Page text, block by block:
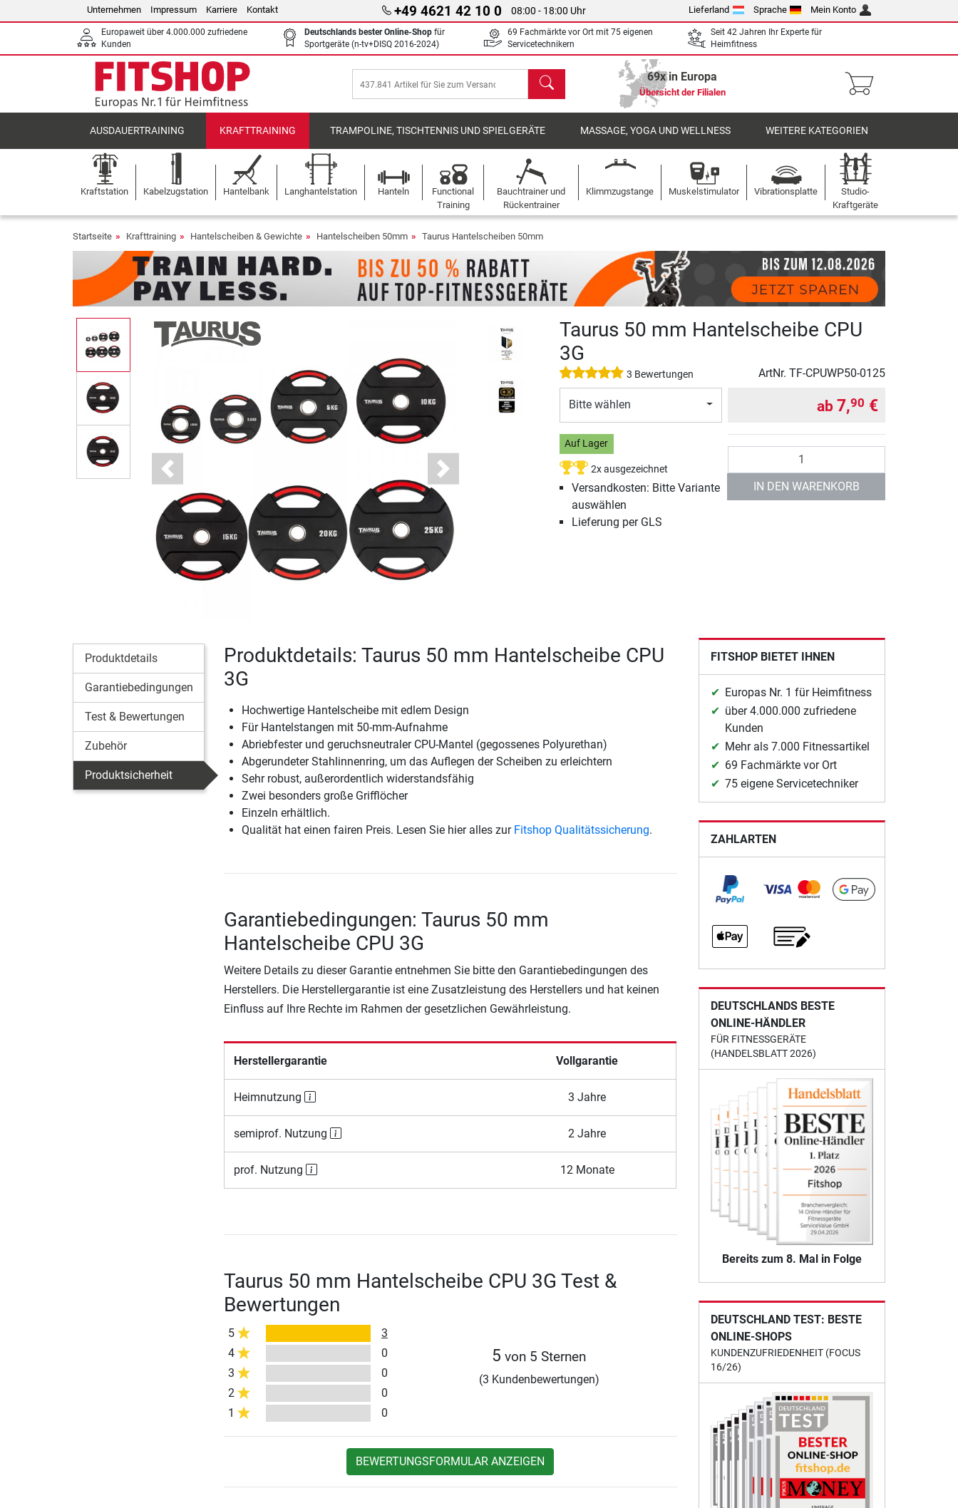
Unternehmen Impressum Karriere Kontakt +49 4621 42 10 0 08:00 - 18:00 Uhr Lieferland Sprache Mein Konto
Europaweit über 4.000.000 zufriedene
Kunden
Deutschlands bester Online-Shop für
Sportgeräte (n-tv+DISQ 2016-2024)
69 Fachmärkte vor Ort mit 75 eigenen
Servicetechnikern
Seit 42 Jahren Ihr Experte für
Heimfitness
Suchen 69x in Europa
Übersicht der Filialen
AUSDAUERTRAINING KRAFTTRAINING TRAMPOLINE, TISCHTENNIS UND SPIELGERÄTE MASSAGE, YOGA UND WELLNESS WEITERE KATEGORIEN
Kraftstation Kabelzugstation Hantelbank Langhantelstation Hanteln
Functional
Training
Bauchtrainer und
Rückentrainer
Klimmzugstange Muskelstimulator Vibrationsplatte
Studio-
Kraftgeräte
Startseite Krafttraining Hantelscheiben & Gewichte Hantelscheiben 50mm Taurus Hantelscheiben 50mm
Previous Next
Taurus 50 mm Hantelscheibe CPU
3G
3 Bewertungen ArtNr. TF-CPUWP50-0125
Bitte wählen
Auf Lager
2x ausgezeichnet
Versandkosten: Bitte Variante
auswählen
Lieferung per GLS
ab 7,90 €
IN DEN WARENKORB
Produktdetails
Garantiebedingungen
Test & Bewertungen
Zubehör
Produktsicherheit
Produktdetails: Taurus 50 mm Hantelscheibe CPU
3G
Hochwertige Hantelscheibe mit edlem Design
Für Hantelstangen mit 50-mm-Aufnahme
Abriebfester und geruchsneutraler CPU-Mantel (gegossenes Polyurethan)
Abgerundeter Stahlinnenring, um das Auflegen der Scheiben zu erleichtern
Sehr robust, außerordentlich widerstandsfähig
Zwei besonders große Grifflöcher
Einzeln erhältlich.
Qualität hat einen fairen Preis. Lesen Sie hier alles zur Fitshop Qualitätssicherung.
Garantiebedingungen: Taurus 50 mm
Hantelscheibe CPU 3G
Weitere Details zu dieser Garantie entnehmen Sie bitte den Garantiebedingungen des
Herstellers. Die Herstellergarantie ist eine Zusatzleistung des Herstellers und hat keinen
Einfluss auf Ihre Rechte im Rahmen der gesetzlichen Gewährleistung.
Herstellergarantie Vollgarantie
Heimnutzung 3 Jahre
semiprof. Nutzung 2 Jahre
prof. Nutzung 12 Monate
Taurus 50 mm Hantelscheibe CPU 3G Test &
Bewertungen
5
3
4
0
3
0
2
0
1
0
5 von 5 Sternen
(3 Kundenbewertungen)
BEWERTUNGSFORMULAR ANZEIGEN
FITSHOP BIETET IHNEN
Europas Nr. 1 für Heimfitness
über 4.000.000 zufriedene
Kunden
Mehr als 7.000 Fitnessartikel
69 Fachmärkte vor Ort
75 eigene Servicetechniker
ZAHLARTEN
DEUTSCHLANDS BESTE
ONLINE-HÄNDLER
FÜR FITNESSGERÄTE
(HANDELSBLATT 2026)
Bereits zum 8. Mal in Folge
DEUTSCHLAND TEST: BESTE
ONLINE-SHOPS
KUNDENZUFRIEDENHEIT (FOCUS
16/26)